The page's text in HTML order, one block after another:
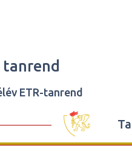
ETR-tanrend